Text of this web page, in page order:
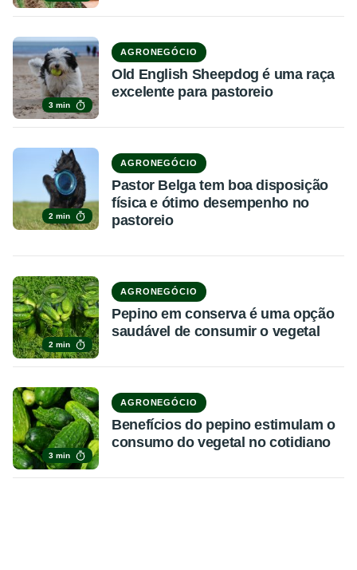
3 min
AGRONEGÓCIO
Old English Sheepdog é uma raça
excelente para pastoreio
2 min
AGRONEGÓCIO
Pastor Belga tem boa disposição
física e ótimo desempenho no
pastoreio
2 min
AGRONEGÓCIO
Pepino em conserva é uma opção
saudável de consumir o vegetal
3 min
AGRONEGÓCIO
Benefícios do pepino estimulam o
consumo do vegetal no cotidiano